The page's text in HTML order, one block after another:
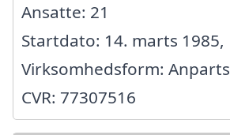
Ansatte: 21
Startdato: 14. marts 1985,
Virksomhedsform:
CVR: 77307516